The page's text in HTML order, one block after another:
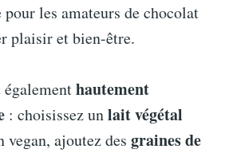
les amateurs de chocolat
plaisir et bien-être.
hautement
: choisissez unlait végétal
vegan, ajoutez des graines de